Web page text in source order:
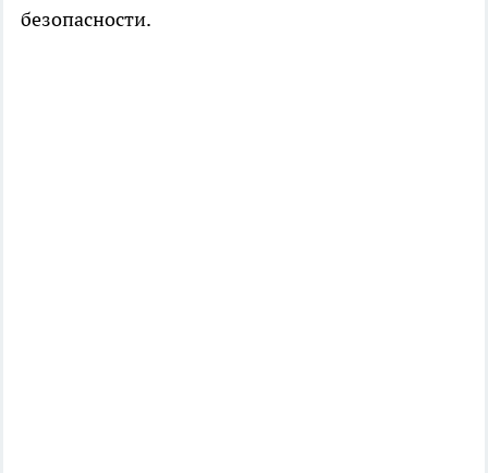
безопасности.